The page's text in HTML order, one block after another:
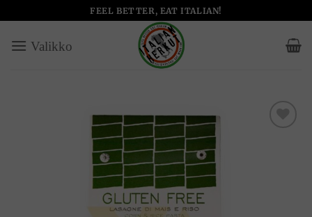
to
content
FEEL BETTER, EAT ITALIAN!